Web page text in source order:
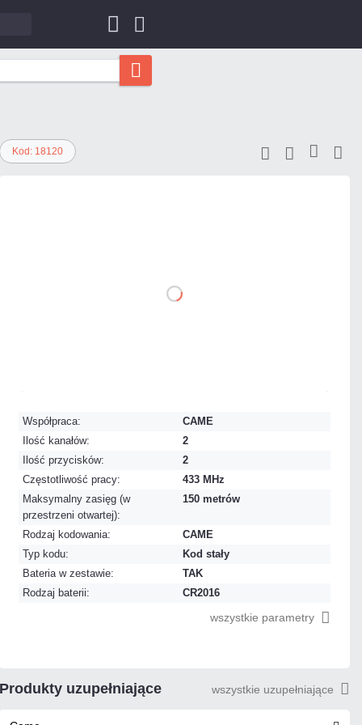
Kod: 18120
Współpraca:
CAME
Ilość kanałów:
2
Ilość przycisków:
2
Częstotliwość pracy:
433 MHz
Maksymalny zasięg (w
przestrzeni otwartej):
150 metrów
Rodzaj kodowania:
CAME
Typ kodu:
Kod stały
Bateria w zestawie:
TAK
Rodzaj baterii:
CR2016
wszystkie parametry
Produkty uzupełniające wszystkie uzupełniające